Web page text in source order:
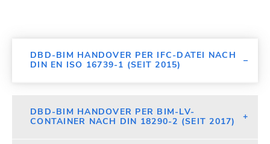
DBD-BIM HANDOVER PER IFC-DATEI NACH
DIN EN ISO 16739-1 (SEIT 2015)
DBD-BIM HANDOVER PER BIM-LV-
CONTAINER NACH DIN 18290-2 (SEIT 2017)